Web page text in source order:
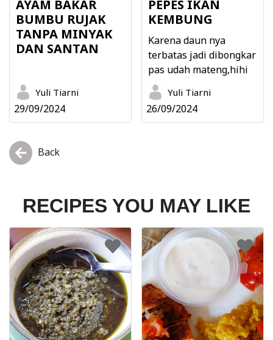
AYAM BAKAR
BUMBU RUJAK
TANPA MINYAK
DAN SANTAN
Yuli Tiarni
29/09/2024
PEPES IKAN
KEMBUNG
Karena daun nya
terbatas jadi dibongkar
pas udah mateng,hihi
Yuli Tiarni
26/09/2024
Back
RECIPES YOU MAY LIKE